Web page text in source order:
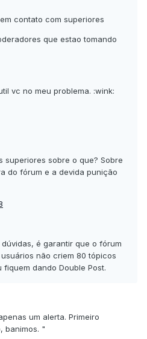
contato com superiores
que estao tomando
vc no meu problema. :wink:
superiores sobre o que? Sobre
do fórum e a devida punição
é garantir que o fórum
não criem 80 tópicos
dando Double Post.
um alerta. Primeiro
banimos. "